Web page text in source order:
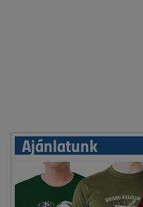
Ajánlatunk